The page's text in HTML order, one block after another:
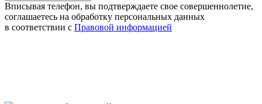
Вписывая телефон, вы подтверждаете свое совершеннолетие,
соглашаетесь на обработку персональных данных
в соответствии с Правовой информацией